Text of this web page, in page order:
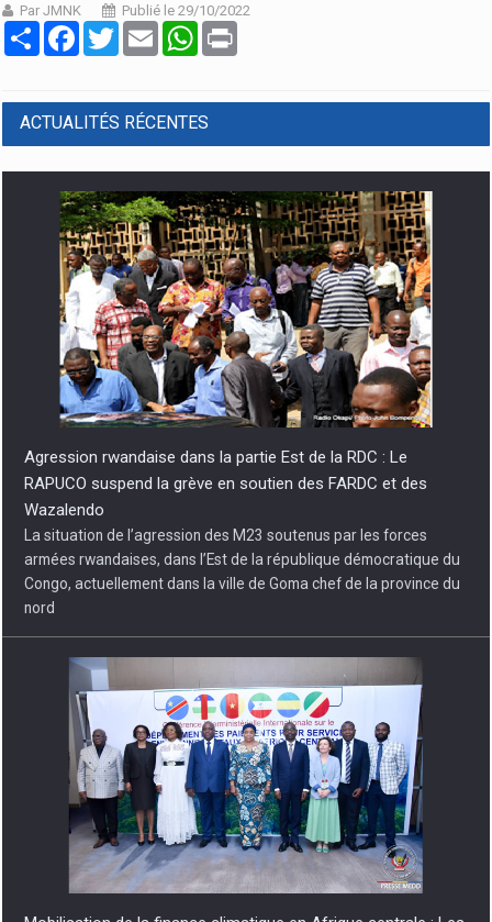
Par JMNK
Publié le 29/10/2022
PartagerFacebook
Twitter Email WhatsApp
ACTUALITÉS RÉCENTES
Agression rwandaise dans la partie Est de la RDC : Le
RAPUCO suspend la grève en soutien des FARDC et des
Wazalendo
La situation de l’agression des M23 soutenus par les forces
armées rwandaises, dans l’Est de la république démocratique du
Congo, actuellement dans la ville de Goma chef de la province du
nord